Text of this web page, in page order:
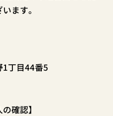
ます。
1丁目44番5
確認】